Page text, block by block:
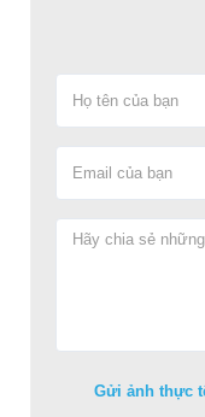
Gửi ảnh thực